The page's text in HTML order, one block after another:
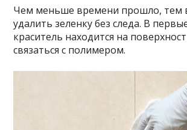
Чем меньше времени прошло, тем
удалить зеленку без следа. В
краситель находится на
связаться с полимером.